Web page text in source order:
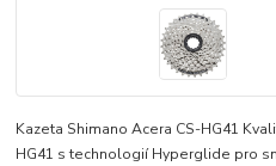
Kazeta Shimano Acera CS-HG41
HG41 s technologií Hyperglide pro